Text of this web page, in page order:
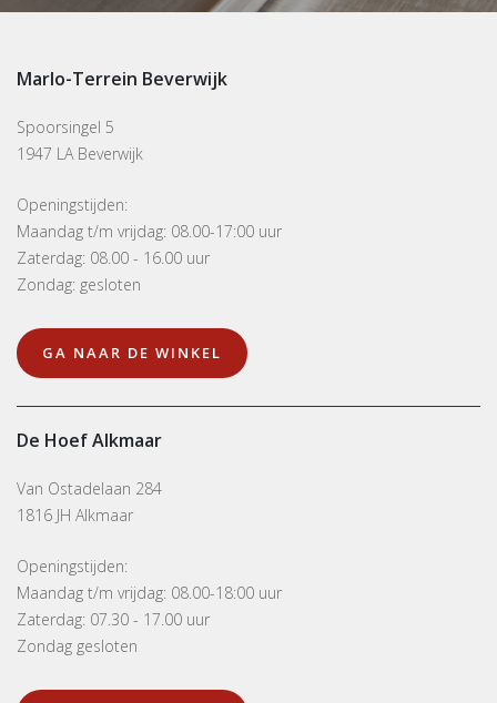
Marlo-Terrein Beverwijk
Spoorsingel 5
1947 LA Beverwijk
Openingstijden:
Maandag t/m vrijdag: 08.00-17:00 uur
Zaterdag: 08.00 - 16.00 uur
Zondag: gesloten
GA NAAR DE WINKEL
De Hoef Alkmaar
Van Ostadelaan 284
1816 JH Alkmaar
Openingstijden:
Maandag t/m vrijdag: 08.00-18:00 uur
Zaterdag: 07.30 - 17.00 uur
Zondag gesloten